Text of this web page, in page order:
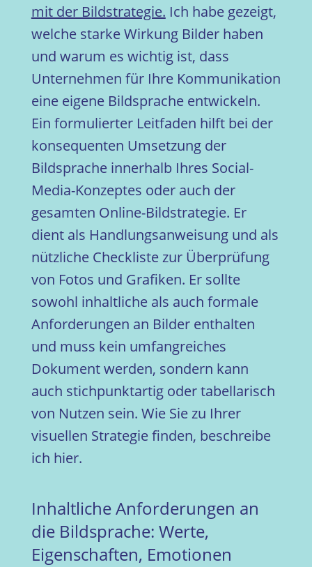
mit der Bildstrategie. Ich habe gezeigt,
welche starke Wirkung Bilder haben
und warum es wichtig ist, dass
Unternehmen für Ihre Kommunikation
eine eigene Bildsprache entwickeln.
Ein formulierter Leitfaden hilft bei der
konsequenten Umsetzung der
Bildsprache innerhalb Ihres Social-
Media-Konzeptes oder auch der
gesamten Online-Bildstrategie. Er
dient als Handlungsanweisung und als
nützliche Checkliste zur Überprüfung
von Fotos und Grafiken. Er sollte
sowohl inhaltliche als auch formale
Anforderungen an Bilder enthalten
und muss kein umfangreiches
Dokument werden, sondern kann
auch stichpunktartig oder tabellarisch
von Nutzen sein. Wie Sie zu Ihrer
visuellen Strategie finden, beschreibe
ich hier.
Inhaltliche Anforderungen an
die Bildsprache: Werte,
Eigenschaften, Emotionen